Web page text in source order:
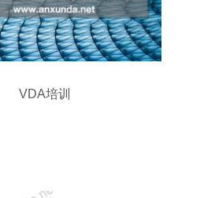
VDA培训